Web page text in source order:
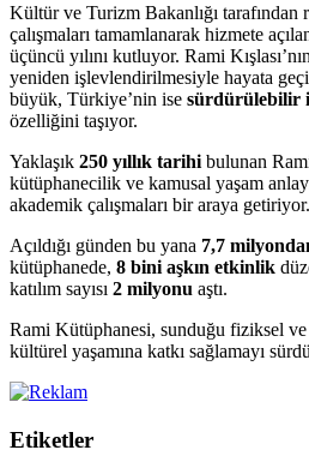
Kültür ve Turizm Bakanlığı tarafından
çalışmaları tamamlanarak hizmete
üçüncü yılını kutluyor. Rami
yeniden işlevlendirilmesiyle hayata
büyük, Türkiye’nin ise sürdürülebilir
özelliğini taşıyor.
Yaklaşık 250 yıllık tarihi bulunan
kütüphanecilik ve kamusal yaşam
akademik çalışmaları bir araya getiriyor.
Açıldığı günden bu yana 7,7
kütüphanede, 8 bini aşkın etkinlik
katılım sayısı 2 milyonu aştı.
Rami Kütüphanesi, sunduğu fiziksel
kültürel yaşamına katkı sağlamayı
Etiketler